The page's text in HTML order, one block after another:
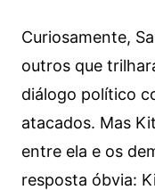
Curiosamente,
outros que
diálogo político
atacados. Mas
entre ela e os
resposta óbvia: